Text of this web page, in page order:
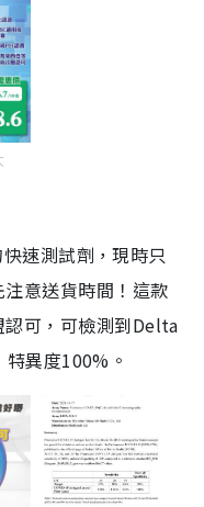
速測試劑，現時只
意送貨時間！這款
可，可檢測到Delta
異度100%。